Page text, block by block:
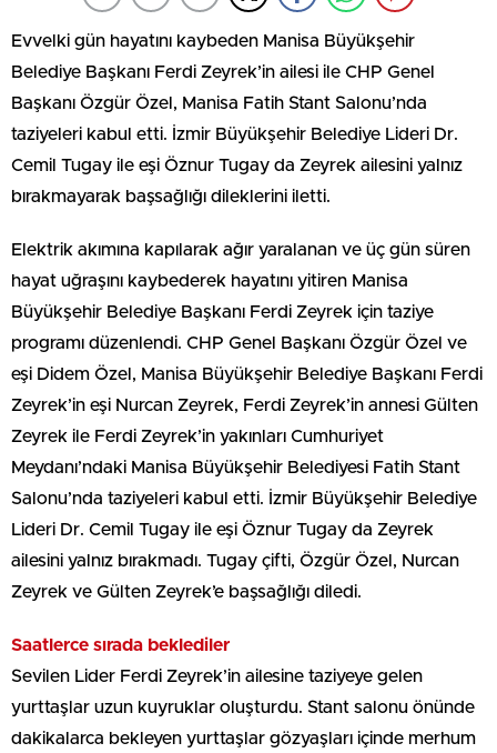
Evvelki gün hayatını kaybeden Manisa Büyükşehir
Belediye Başkanı Ferdi Zeyrek’in ailesi ile CHP Genel
Başkanı Özgür Özel, Manisa Fatih Stant Salonu’nda
taziyeleri kabul etti. İzmir Büyükşehir Belediye Lideri Dr.
Cemil Tugay ile eşi Öznur Tugay da Zeyrek ailesini yalnız
bırakmayarak başsağlığı dileklerini iletti.
Elektrik akımına kapılarak ağır yaralanan ve üç gün süren
hayat uğraşını kaybederek hayatını yitiren Manisa
Büyükşehir Belediye Başkanı Ferdi Zeyrek için taziye
programı düzenlendi. CHP Genel Başkanı Özgür Özel ve
eşi Didem Özel, Manisa Büyükşehir Belediye Başkanı Ferdi
Zeyrek’in eşi Nurcan Zeyrek, Ferdi Zeyrek’in annesi Gülten
Zeyrek ile Ferdi Zeyrek’in yakınları Cumhuriyet
Meydanı’ndaki Manisa Büyükşehir Belediyesi Fatih Stant
Salonu’nda taziyeleri kabul etti. İzmir Büyükşehir Belediye
Lideri Dr. Cemil Tugay ile eşi Öznur Tugay da Zeyrek
ailesini yalnız bırakmadı. Tugay çifti, Özgür Özel, Nurcan
Zeyrek ve Gülten Zeyrek’e başsağlığı diledi.
Saatlerce sırada beklediler
Sevilen Lider Ferdi Zeyrek’in ailesine taziyeye gelen
yurttaşlar uzun kuyruklar oluşturdu. Stant salonu önünde
dakikalarca bekleyen yurttaşlar gözyaşları içinde merhum